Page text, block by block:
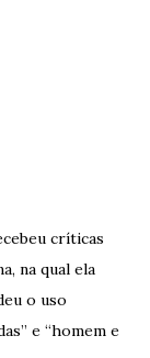
críticas
na qual ela
o uso
e “homem e